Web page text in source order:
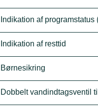
Indikation af
Indikation af resttid
Børnesikring
Dobbelt vandindtagsventil